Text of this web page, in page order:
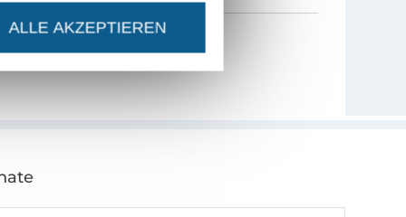
ALLE AKZEPTIEREN